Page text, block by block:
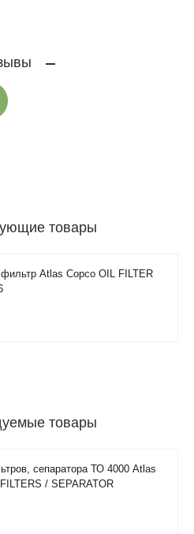
товары
Atlas Copco OIL FILTER
товары
сепаратора ТО 4000 Atlas
/ SEPARATOR